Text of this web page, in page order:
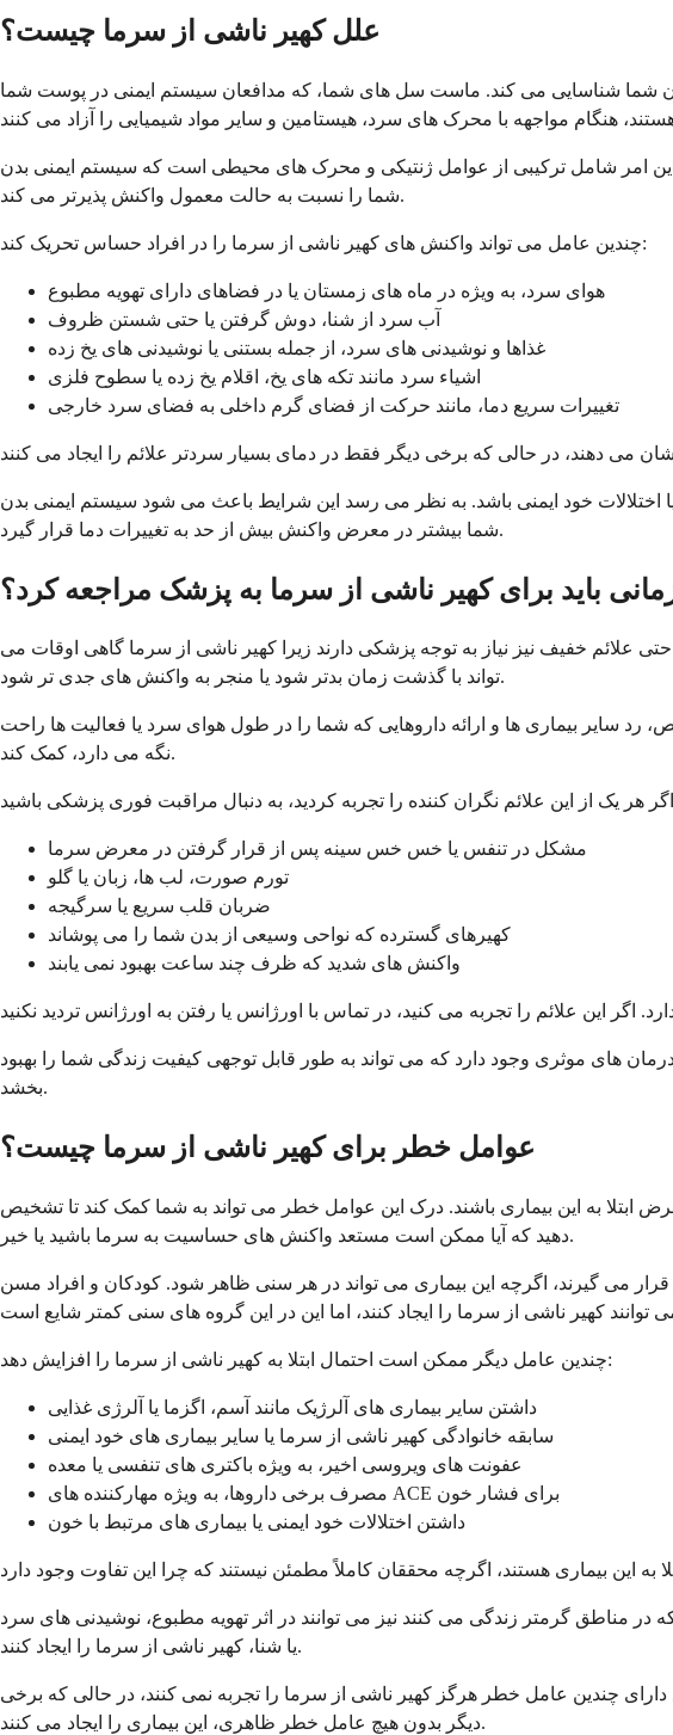
علل کهیر ناشی از سرما چیست؟
بدن شما شناسایی می کند. ماست سل های شما، که مدافعان سیستم ایمنی در پوست شما
این امر شامل ترکیبی از عوامل ژنتیکی و محرک های محیطی است که سیستم ایمنی بدن
شما را نسبت به حالت معمول واکنش پذیرتر می کند.
چندین عامل می تواند واکنش های کهیر ناشی از سرما را در افراد حساس تحریک کند:
هوای سرد، به ویژه در ماه های زمستان یا در فضاهای دارای تهویه مطبوع
آب سرد از شنا، دوش گرفتن یا حتی شستن ظروف
غذاها و نوشیدنی های سرد، از جمله بستنی یا نوشیدنی های یخ زده
اشیاء سرد مانند تکه های یخ، اقلام یخ زده یا سطوح فلزی
تغییرات سریع دما، مانند حرکت از فضای گرم داخلی به فضای سرد خارجی
خود ایمنی باشد. به نظر می رسد این شرایط باعث می شود سیستم ایمنی بدن
شما بیشتر در معرض واکنش بیش از حد به تغییرات دما قرار گیرد.
باید برای کهیر ناشی از سرما به پزشک مراجعه کرد؟
علائم خفیف نیز نیاز به توجه پزشکی دارند زیرا کهیر ناشی از سرما گاهی اوقات می
تواند با گذشت زمان بدتر شود یا منجر به واکنش های جدی تر شود.
رد سایر بیماری ها و ارائه داروهایی که شما را در طول هوای سرد یا فعالیت ها راحت
نگه می دارد، کمک کند.
مشکل در تنفس یا خس خس سینه پس از قرار گرفتن در معرض سرما
تورم صورت، لب ها، زبان یا گلو
ضربان قلب سریع یا سرگیجه
کهیرهای گسترده که نواحی وسیعی از بدن شما را می پوشاند
واکنش های شدید که ظرف چند ساعت بهبود نمی یابند
های موثری وجود دارد که می تواند به طور قابل توجهی کیفیت زندگی شما را بهبود
بخشد.
عوامل خطر برای کهیر ناشی از سرما چیست؟
ابتلا به این بیماری باشند. درک این عوامل خطر می تواند به شما کمک کند تا تشخیص
دهید که آیا ممکن است مستعد واکنش های حساسیت به سرما باشید یا خیر.
جوان در دهه های 20 و 30 سالگی بیشتر از همه تحت تاثیر قرار می گیرند، اگرچه این بیماری می تواند در هر سنی ظاهر شود. کودکان و افراد مسن
چندین عامل دیگر ممکن است احتمال ابتلا به کهیر ناشی از سرما را افزایش دهد:
داشتن سایر بیماری های آلرژیک مانند آسم، اگزما یا آلرژی غذایی
سابقه خانوادگی کهیر ناشی از سرما یا سایر بیماری های خود ایمنی
عفونت های ویروسی اخیر، به ویژه باکتری های تنفسی یا معده
مصرف برخی داروها، به ویژه مهارکننده های ACE برای فشار خون
داشتن اختلالات خود ایمنی یا بیماری های مرتبط با خون
در مناطق گرمتر زندگی می کنند نیز می توانند در اثر تهویه مطبوع، نوشیدنی های سرد
یا شنا، کهیر ناشی از سرما را ایجاد کنند.
چندین عامل خطر هرگز کهیر ناشی از سرما را تجربه نمی کنند، در حالی که برخی
دیگر بدون هیچ عامل خطر ظاهری، این بیماری را ایجاد می کنند.